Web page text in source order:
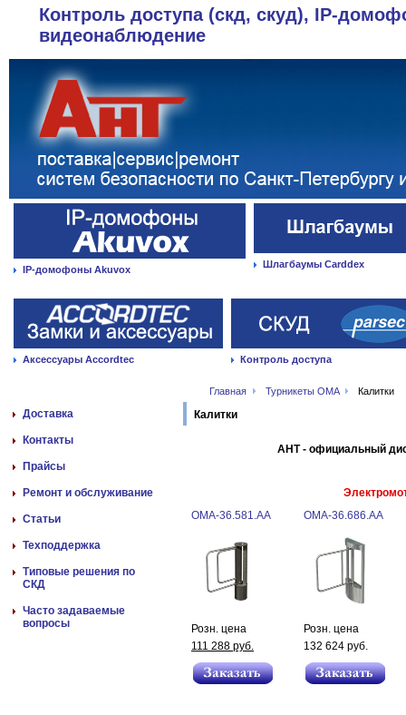
Контроль доступа (скд, скуд), IP-
видеонаблюдение
IP-домофоны Akuvox Шлагбаумы Carddex
Аксессуары Accordtec Контроль доступа
Главная Турникеты OMA Калитки
Доставка
Контакты
Прайсы
Ремонт и обслуживание
Статьи
Техподдержка
Типовые решения по
СКД
Часто задаваемые
вопросы
Калитки
АНТ - официальный
ОМА-36.581.АА
ОМА-36.686.AA
Розн. цена
111 288 руб.
Розн. цена
132 624 руб.